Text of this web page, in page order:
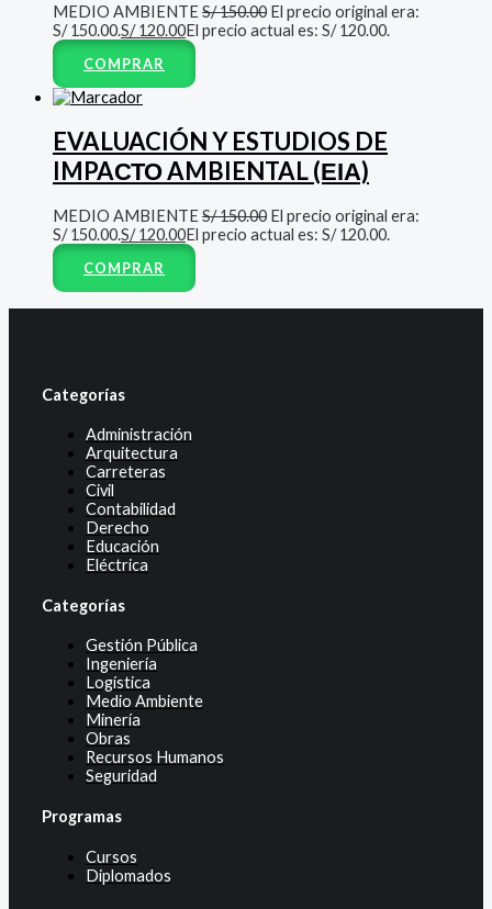
MEDIO AMBIENTE S/150.00 El precio original era:
S/ 150.00.S/120.00El precio actual es: S/ 120.00.
COMPRAR
EVALUACIÓN Y ESTUDIOS DE
IMPAСТО AMBIENTAL (ΕΙΑ)
MEDIO AMBIENTE S/150.00 El precio original era:
S/ 150.00.S/120.00El precio actual es: S/ 120.00.
COMPRAR
Categorías
Administración
Arquitectura
Carreteras
Civil
Contabilidad
Derecho
Educación
Eléctrica
Categorías
Gestión Pública
Ingeniería
Logística
Medio Ambiente
Minería
Obras
Recursos Humanos
Seguridad
Programas
Cursos
Diplomados